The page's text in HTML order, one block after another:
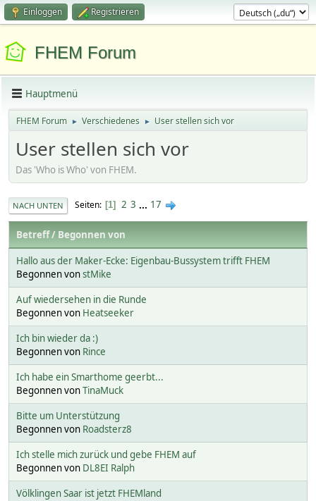
Einloggen Registrieren
FHEM Forum
Hauptmenü
FHEM Forum ► Verschiedenes ► User stellen sich vor
User stellen sich vor
Das 'Who is Who' von FHEM.
NACH UNTEN Seiten 1 2 3 ... 17
Betreff/ Begonnen von
Hallo aus der Maker-Ecke: Eigenbau-Bussystem trifft FHEM
Begonnen vonstMike
Auf wiedersehen in die Runde
Begonnen von Heatseeker
Ich bin wieder da :)
Begonnen von Rince
Ich habe ein Smarthome geerbt...
Begonnen vonTinaMuck
Bitte um Unterstützung
Begonnen von Roadsterz8
Ich stelle mich zurück und gebe FHEM auf
Begonnen von DL8EI Ralph
Völklingen Saar ist jetzt FHEMland